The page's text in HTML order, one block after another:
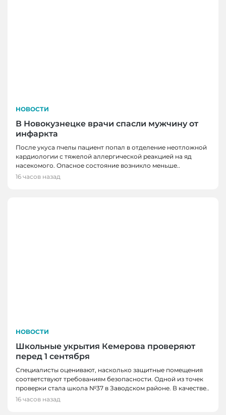
НОВОСТИ
В Новокузнецке врачи спасли мужчину от
инфаркта
После укуса пчелы пациент попал в отделение неотложной
кардиологии с тяжелой аллергической реакцией на яд
насекомого. Опасное состояние возникло меньше..
16 часов назад
НОВОСТИ
Школьные укрытия Кемерова проверяют
перед 1 сентября
Специалисты оценивают, насколько защитные помещения
соответствуют требованиям безопасности. Одной из точек
проверки стала школа №37 в Заводском районе. В качестве..
16 часов назад